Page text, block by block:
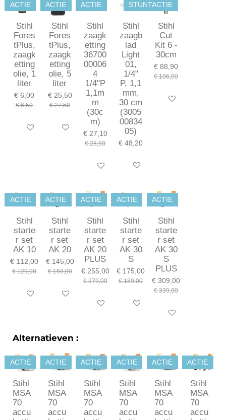
ACTIE
Stihl
Fores
tPlus,
zaagk
etting
olie, 1
liter
€ 6,00
€ 6,50
In winkelwagen
ACTIE
Stihl
Fores
tPlus,
zaagk
etting
olie, 5
liter
€ 25,50
€ 27,50
In winkelwagen
ACTIE
Stihl
zaagk
etting
36700
00006
4
1/4"P
1,1m
m
(30c
m)
€ 27,10
€ 28,60
In winkelwagen
Stihl
zaagb
lad
Light
01,
1/4"
P, 1,1
mm,
30 cm
(3005
00834
05)
€ 48,20
In winkelwagen
STUNTACTIE
Stihl
Cut
Kit 6 -
30cm
€ 88,90
€ 106,00
In winkelwagen
ACTIE
Stihl
starte
r set
AK 10
€ 112,00
€ 129,00
In winkelwagen
ACTIE
Stihl
starte
r set
AK 20
€ 145,00
€ 159,00
In winkelwagen
ACTIE
Stihl
starte
r set
AK 20
PLUS
€ 255,00
€ 279,00
In winkelwagen
ACTIE
Stihl
starte
r set
AK 30
S
€ 175,00
€ 189,00
In winkelwagen
ACTIE
Stihl
starte
r set
AK 30
S
PLUS
€ 309,00
€ 339,00
In winkelwagen
Alternatieven :
ACTIE
Stihl
MSA
70
accu
ACTIE
Stihl
MSA
70
accu
ACTIE
Stihl
MSA
70
accu
ACTIE
Stihl
MSA
70
accu
ACTIE
Stihl
MSA
70
accu
ACTIE
Stihl
MSA
70
accu